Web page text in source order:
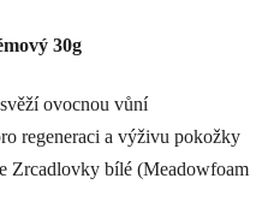
30g
ovocnou vůní
regeneraci a výživu pokožky
Zrcadlovky bílé (Meadowfoam